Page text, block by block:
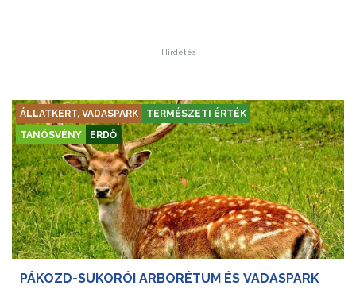
Hirdetés
ÁLLATKERT, VADASPARK
TERMÉSZETI ÉRTÉK
TANÖSVÉNY
ERDŐ
PÁKOZD-SUKORÓI ARBORÉTUM ÉS VADASPARK